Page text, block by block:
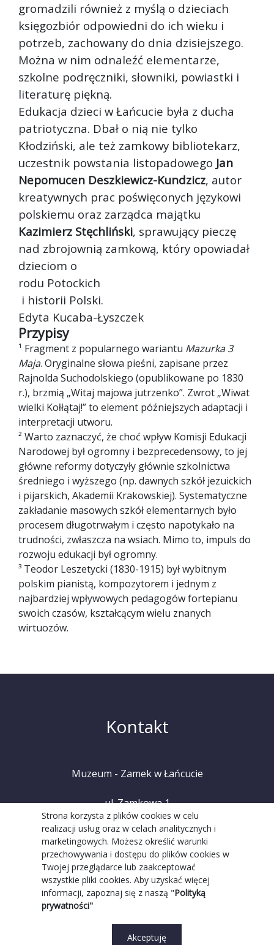
gromadzili również z myślą o dzieciach
księgozbiór odpowiedni do ich wieku i
potrzeb, zachowany do dnia dzisiejszego.
Można w nim odnaleźć elementarze,
szkolne podręczniki, słowniki, powiastki i
literaturę piękną.
Edukacja dzieci w Łańcucie była z ducha
patriotyczna. Dbał o nią nie tylko
Kłodziński, ale też zamkowy bibliotekarz,
uczestnik powstania listopadowego Jan
Nepomucen Deszkiewicz-Kundzicz, autor
kreatywnych prac poświęconych językowi
polskiemu oraz zarządca majątku
Kazimierz Stęchliński, sprawujący pieczę
nad zbrojownią zamkową, który opowiadał
dzieciom o
rodu Potockich
i historii Polski.
Edyta Kucaba-Łyszczek
Przypisy
¹ Fragment z popularnego wariantu Mazurka 3
Maja. Oryginalne słowa pieśni, zapisane przez
Rajnolda Suchodolskiego (opublikowane po 1830
r.), brzmią „Witaj majowa jutrzenko”. Zwrot „Wiwat
wielki Kołłątaj!” to element późniejszych adaptacji i
interpretacji utworu.
² Warto zaznaczyć, że choć wpływ Komisji Edukacji
Narodowej był ogromny i bezprecedensowy, to jej
główne reformy dotyczyły głównie szkolnictwa
średniego i wyższego (np. dawnych szkół jezuickich
i pijarskich, Akademii Krakowskiej). Systematyczne
zakładanie masowych szkół elementarnych było
procesem długotrwałym i często napotykało na
trudności, zwłaszcza na wsiach. Mimo to, impuls do
rozwoju edukacji był ogromny.
³ Teodor Leszetycki (1830-1915) był wybitnym
polskim pianistą, kompozytorem i jednym z
najbardziej wpływowych pedagogów fortepianu
swoich czasów, kształcącym wielu znanych
wirtuozów.
Strona korzysta z plików cookies w celu
realizacji usług oraz w celach analitycznych i
marketingowych. Możesz określić warunki
przechowywania i dostępu do plików cookies w
Twojej przeglądarce lub zaakceptować
wszystkie pliki cookies. Aby uzyskać więcej
informacji, zapoznaj się z naszą "Polityką
prywatności"
Akceptuję
Kontakt
Muzeum - Zamek w Łańcucie
ul. Zamkowa 1
37-100 Łańcut
tel. +48 (17) 225 20 08